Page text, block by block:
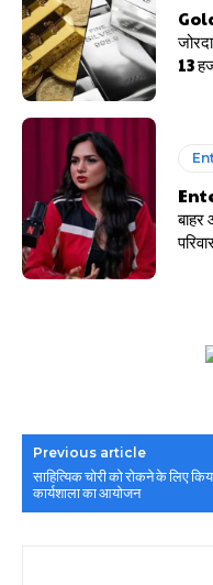
₹13
बाहर
Previous article
साहित्यिक चोरी को रोकने के लिए
कार्यशाला का आयोजन